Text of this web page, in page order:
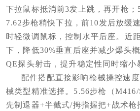
下拉鼠标抵消前3发上跳，再开枪；
7.62步枪稍快下拉，前10发后放缓
时轻微调鼠标，控制水平后座。近
下，降低30%垂直后座并减少爆头
QE探头射击，提升稳定性同时缩小
配件搭配直接影响枪械操控速
械类型精准选择。5.56步枪（
先制退器+半截式/拇指握把+战术枪